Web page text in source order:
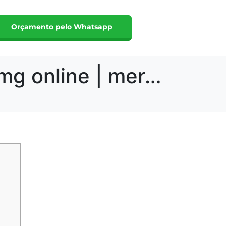
Orçamento pelo Whatsapp
Acquistare Levitra Super Force 20 + 60 mg online | mercadodasbombas.com.br